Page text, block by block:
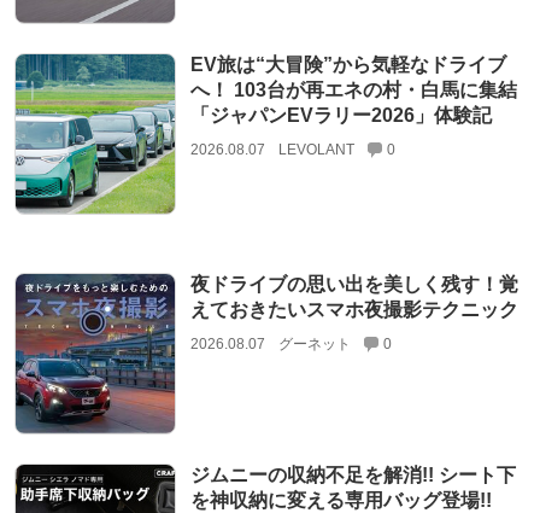
EV旅は“大冒険”から気軽なドライブ
へ！ 103台が再エネの村・白馬に集結
「ジャパンEVラリー2026」体験記
2026.08.07 LEVOLANT 0
夜ドライブの思い出を美しく残す！覚
えておきたいスマホ夜撮影テクニック
2026.08.07 グーネット 0
ジムニーの収納不足を解消!! シート下
を神収納に変える専用バッグ登場!!